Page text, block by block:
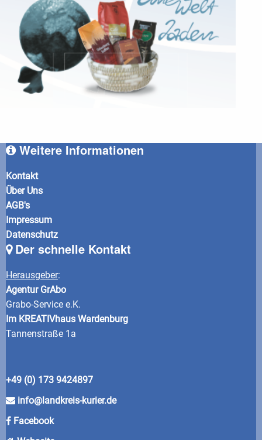
Weitere Informationen
Kontakt
Über Uns
AGB's
Impressum
Datenschutz
Der schnelle Kontakt
Herausgeber:
Agentur GrAbo
Grabo-Service e.K.
Im KREATIVhaus Wardenburg
Tannenstraße 1a
+49 (0) 173 9424897
info@landkreis-kurier.de
Facebook